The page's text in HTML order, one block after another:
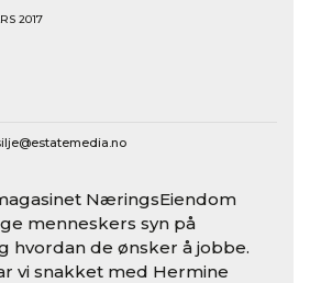
2017
NæringsEiendom
menneskers syn på
hvordan de ønsker å jobbe.
vi snakket med Hermine